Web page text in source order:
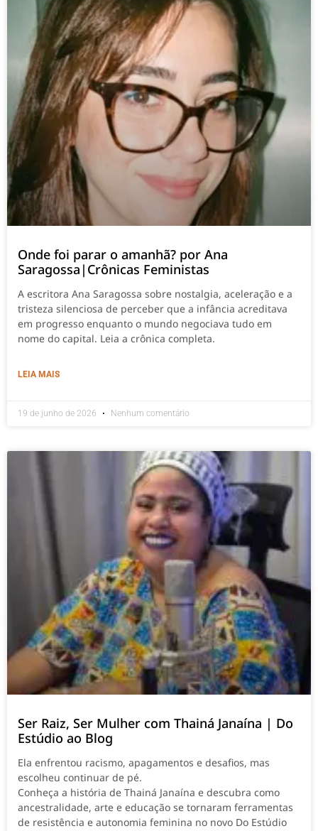
Onde foi parar o amanhã? por Ana
Saragossa|Crônicas Feministas
A escritora Ana Saragossa sobre nostalgia, aceleração e a
tristeza silenciosa de perceber que a infância acreditava
em progresso enquanto o mundo negociava tudo em
nome do capital. Leia a crônica completa.
LEIA MAIS
19 de junho de 2026 Nenhum comentário
Ser Raiz, Ser Mulher com Thainá Janaína | Do
Estúdio ao Blog
Ela enfrentou racismo, apagamentos e desafios, mas
escolheu continuar de pé.
Conheça a história de Thainá Janaína e descubra como
ancestralidade, arte e educação se tornaram ferramentas
de resistência e autonomia feminina no novo Do Estúdio